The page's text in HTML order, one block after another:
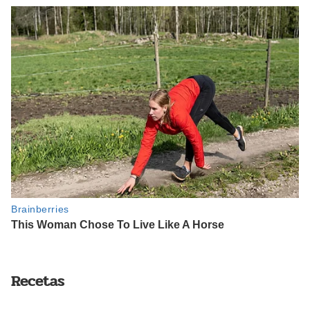
Recetas